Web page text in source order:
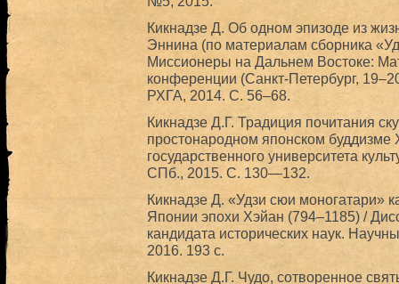
Кикнадзе Д. Об одном эпизоде из
Эннина (по материалам сборника
Миссионеры на Дальнем Востоке:
конференции (Санкт-Петербург,
РХГА, 2014. С. 56–68.
Кикнадзе Д.Г. Традиция почитания
простонародном японском буддизме
государственного университета
СПб., 2015. С. 130—132.
Кикнадзе Д. «Удзи сюи моногатари»
Японии эпохи Хэйан (794–1185) /
кандидата исторических наук.
2016. 193 с.
Кикнадзе Д.Г. Чудо, сотворенное